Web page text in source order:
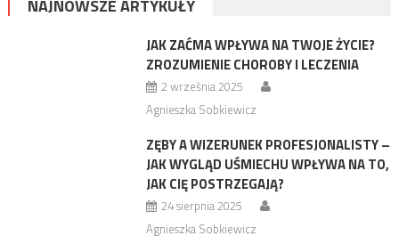
NAJNOWSZE ARTYKUŁY
JAK ZAĆMA WPŁYWA NA TWOJE ŻYCIE?
ZROZUMIENIE CHOROBY I LECZENIA
2 września 2025
Agnieszka Sobkiewicz
ZĘBY A WIZERUNEK PROFESJONALISTY –
JAK WYGLĄD UŚMIECHU WPŁYWA NA TO,
JAK CIĘ POSTRZEGAJĄ?
24 sierpnia 2025
Agnieszka Sobkiewicz